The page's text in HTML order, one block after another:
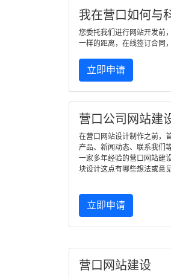
我在营口如何与
您委托我们进行网站开发前
一样的距离，在线签订合同
立即申请
营口公司网站建
在营口网站设计制作之前，
产品、新闻动态、联系我们
一家多年经验的营口网站建
块设计这点有哪些想法或意
立即申请
营口网站建设